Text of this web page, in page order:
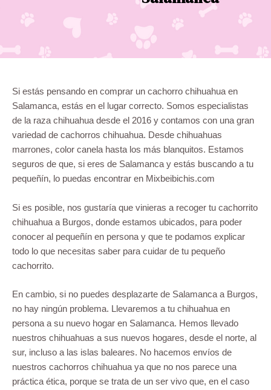
Si estás pensando en comprar un cachorro chihuahua en
Salamanca, estás en el lugar correcto. Somos especialistas
de la raza chihuahua desde el 2016 y contamos con una gran
variedad de cachorros chihuahua. Desde chihuahuas
marrones, color canela hasta los más blanquitos. Estamos
seguros de que, si eres de Salamanca y estás buscando a tu
pequeñín, lo puedas encontrar en Mixbeibichis.com
Si es posible, nos gustaría que vinieras a recoger tu cachorrito
chihuahua a Burgos, donde estamos ubicados, para poder
conocer al pequeñín en persona y que te podamos explicar
todo lo que necesitas saber para cuidar de tu pequeño
cachorrito.
En cambio, si no puedes desplazarte de Salamanca a Burgos,
no hay ningún problema. Llevaremos a tu chihuahua en
persona a su nuevo hogar en Salamanca. Hemos llevado
nuestros chihuahuas a sus nuevos hogares, desde el norte, al
sur, incluso a las islas baleares. No hacemos envíos de
nuestros cachorros chihuahua ya que no nos parece una
práctica ética, porque se trata de un ser vivo que, en el caso